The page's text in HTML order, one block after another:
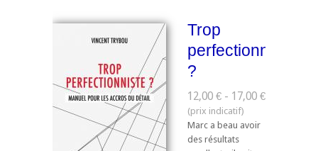
Trop
perfectionniste
?
12,00 € - 17,00 €
Marc a beau avoir
des résultats